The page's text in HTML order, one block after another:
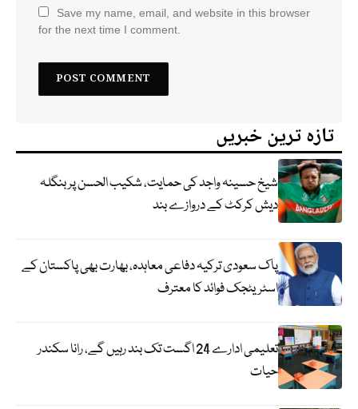
Save my name, email, and website in this browser
for the next time I comment.
تازہ ترین خبریں
شیخ حسینہ واجد کی حمایت، شکیب الحسن پر بنگلہ
دیش کرکٹ کے دروازے بند
پاک سعودی ترکیہ دفاعی معاہدہ، بھارت بھی پاکستان کے
اسٹریٹجک فوائد کا معترف
تعلیمی ادارے 24 اگست تک بند رہیں گے، رانا سکندر
حیات